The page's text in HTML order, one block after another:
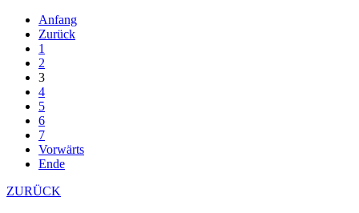
Anfang
Zurück
1
2
3
4
5
6
7
Vorwärts
Ende
ZURÜCK